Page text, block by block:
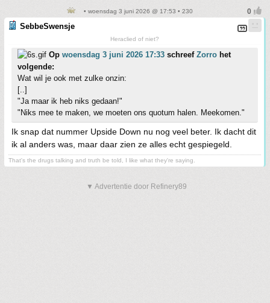
• woensdag 3 juni 2026 @ 17:53 • 230
SebbeSwensje
Heraclied of niet?
Op woensdag 3 juni 2026 17:33 schreef Zorro het
volgende:
Wat wil je ook met zulke onzin:
[..]
"Ja maar ik heb niks gedaan!"
"Niks mee te maken, we moeten ons quotum halen. Meekomen."
Ik snap dat nummer Upside Down nu nog veel beter. Ik dacht dit
ik al anders was, maar daar zien ze alles echt gespiegeld.
That's the drugs talking and truth be told, I like what they're saying.
▼ Advertentie door Refinery89